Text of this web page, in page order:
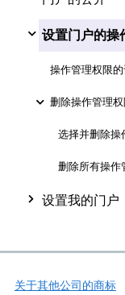
设置门户的操
操作管理权限
删除操作管理权
选择并删除操
删除所有操作
设置我的门户
关于其他公司的商标